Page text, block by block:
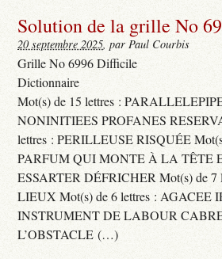
Solution de la grille No
20 septembre 2025, par Paul Courbis
Grille No 6996 Difficile
Dictionnaire
Mot(s) de 15 lettres :
NONINITIEES PROFANES
lettres : PERILLEUSE RISQUÉE
PARFUM QUI MONTE À LA TÊTE
ESSARTER DÉFRICHER Mot(s) de
LIEUX Mot(s) de 6 lettres :
INSTRUMENT DE LABOUR
L’OBSTACLE (…)